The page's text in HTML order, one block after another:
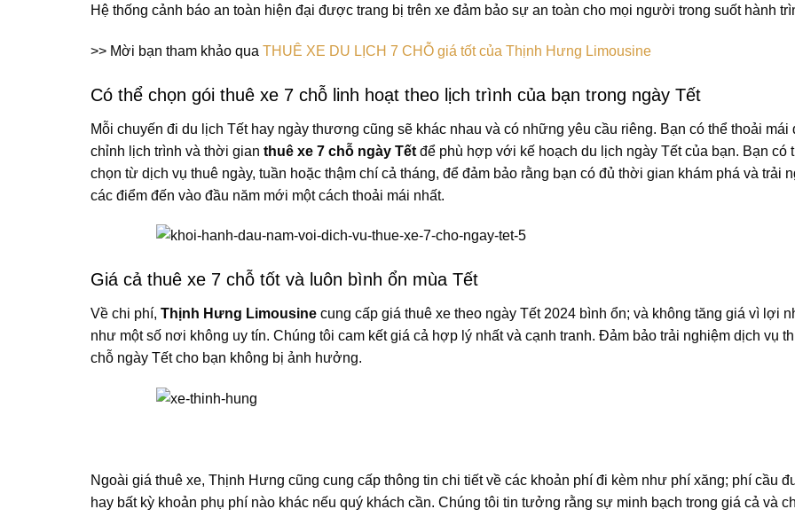
Hệ thống cảnh báo an toàn hiện đại được trang bị trên xe đảm bảo sự an toàn cho mọi người trong suốt hành
>> Mời bạn tham khảo qua THUÊ XE DU LỊCH 7 CHỖ giá tốt của Thịnh Hưng Limousine
Có thể chọn gói thuê xe 7 chỗ linh hoạt theo lịch trình của bạn trong ngày Tết
Mỗi chuyến đi du lịch Tết hay ngày thương cũng sẽ khác nhau và có những yêu cầu riêng. Bạn có thể thoải mái
chỉnh lịch trình và thời gian thuê xe 7 chỗ ngày Tết để phù hợp với kế hoạch du lịch ngày Tết của bạn. Bạn có
chọn từ dịch vụ thuê ngày, tuần hoặc thậm chí cả tháng, để đảm bảo rằng bạn có đủ thời gian khám phá và trải
các điểm đến vào đầu năm mới một cách thoải mái nhất.
Giá cả thuê xe 7 chỗ tốt và luôn bình ổn mùa Tết
Về chi phí, Thịnh Hưng Limousine cung cấp giá thuê xe theo ngày Tết 2024 bình ổn; và không tăng giá vì lợi
như một số nơi không uy tín. Chúng tôi cam kết giá cả hợp lý nhất và cạnh tranh. Đảm bảo trải nghiệm dịch vụ
chỗ ngày Tết cho bạn không bị ảnh hưởng.
Ngoài giá thuê xe, Thịnh Hưng cũng cung cấp thông tin chi tiết về các khoản phí đi kèm như phí xăng; phí cầu
hay bất kỳ khoản phụ phí nào khác nếu quý khách cần. Chúng tôi tin tưởng rằng sự minh bạch trong giá cả và